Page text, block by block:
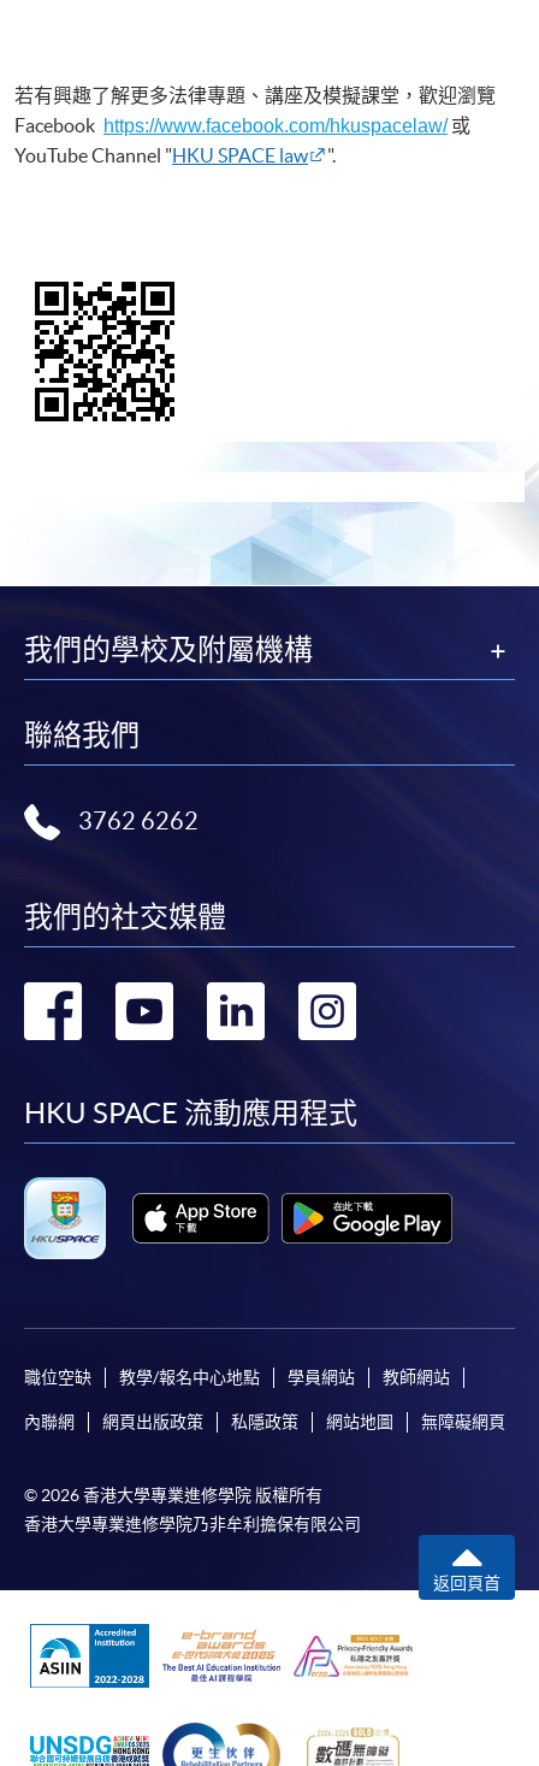
若有興趣了解更多法律專題、講座及模擬課堂，歡迎瀏覽
Facebook https://www.facebook.com/hkuspacelaw/或
YouTube Channel "HKU SPACE law ".
我們的學校及附屬機構
聯絡我們
3762 6262
我們的社交媒體
轉
facebook
轉
youtube
轉
linkedin
HKU SPACE 流動應用程式
職位空缺 教學/報名中心地點 學員網站 教師網站
內聯網 網頁出版政策 私隱政策 網站地圖 無障礙網頁
© 2026 香港大學專業進修學院 版權所有
香港大學專業進修學院乃非牟利擔保有限公司
返回頁首